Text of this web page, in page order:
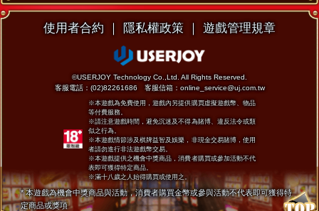
使用者合約 ｜ 隱私權政策 ｜ 遊戲管理規章
©USERJOY Technology Co.,Ltd. All Rights Reserved.
客服電話：(02)82261686 客服信箱：online_service@uj.com.tw
※本遊戲為免費使用，遊戲內另提供購買虛擬遊戲幣、物品
等付費服務。
※請注意遊戲時間，避免沉迷及不得為賭博、違反法令或類
似之行為。
※本遊戲情節涉及棋牌益智及娛樂，非現金交易賭博，使用
者請勿進行非法遊戲幣交易。
※本遊戲提供之機會中獎商品，消費者購買或參加活動不代
表即可獲得特定商品。
※滿十八歲之人始得購買或使用之。
* 本遊戲為機會中獎商品與活動，消費者購買金幣或參與活動不代表即可獲得特
定商品或獎項